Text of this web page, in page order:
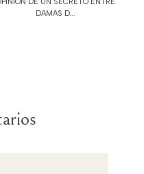
DAMAS D...